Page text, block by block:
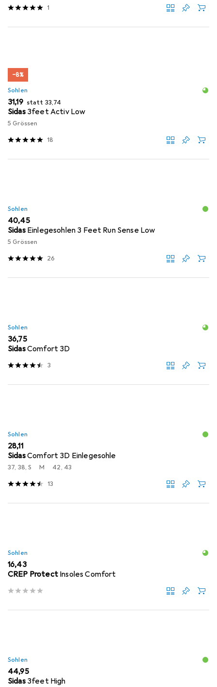
1
−8%
Sohlen
EUR
31,19 statt EUR
33,74
Sidas 3feet Activ Low
5 Grössen
18
Sohlen
EUR
40,45
Sidas Einlegesohlen 3 Feet Run Sense Low
5 Grössen
26
Sohlen
EUR
36,75
SidasComfort 3D
3
Sohlen
EUR
28,11
SidasComfort 3D Einlegesohle
37, 38, S M 42, 43
13
Sohlen
EUR
16,43
CREP Protect Insoles Comfort
Sohlen
EUR
44,95
Sidas 3feet High